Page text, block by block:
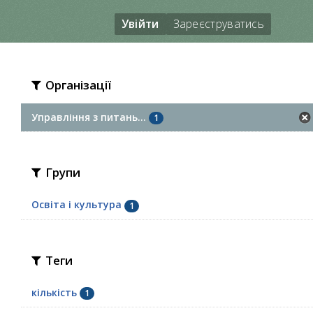
Увійти Зареєструватись
Організації
Управління з питань... 1
Групи
Освіта і культура 1
Теги
кількість 1